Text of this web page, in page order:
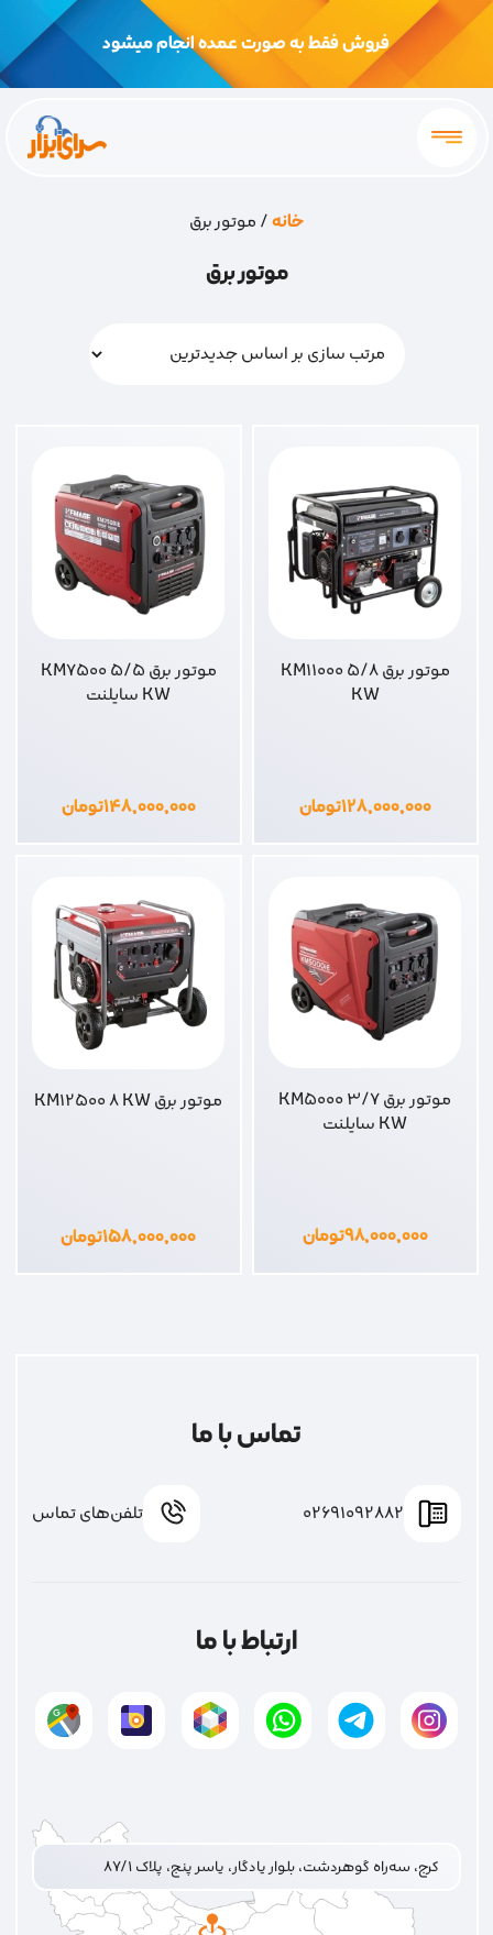
فروش فقط به صورت عمده انجام میشود
خانه/ موتور برق
موتور برق
موتور برق KM11000 5/8
KW
۱۲۸,۰۰۰,۰۰۰تومان
موتور برق KM7500 5/5
KW سایلنت
۱۴۸,۰۰۰,۰۰۰تومان
موتور برق KM5000 3/7
KW سایلنت
۹۸,۰۰۰,۰۰۰تومان
موتور برق KM12500 8 KW
۱۵۸,۰۰۰,۰۰۰تومان
تماس با ما
02691092882 تلفن‌های تماس
ارتباط با ما
کرج، سه‌راه گوهردشت، بلوار یادگار، یاسر پنج، پلاک ۸۷/۱